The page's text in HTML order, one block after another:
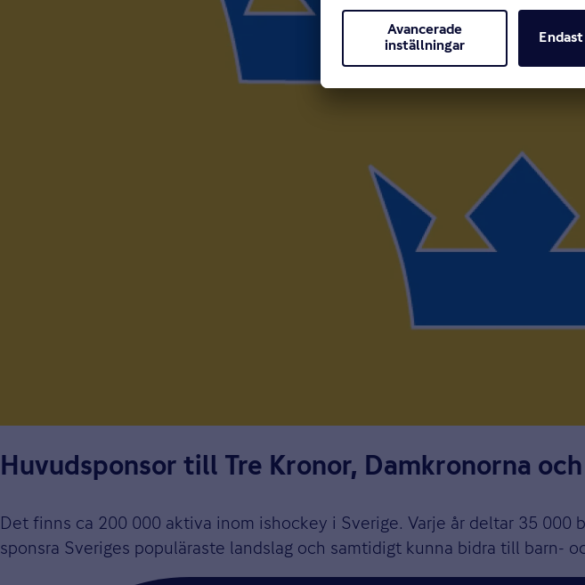
Huvudsponsor till Tre Kronor, Damkronorna
Det finns ca 200 000 aktiva inom ishockey i Sverige. Varje år deltar 35 000
sponsra Sveriges populäraste landslag och samtidigt kunna bidra till barn-